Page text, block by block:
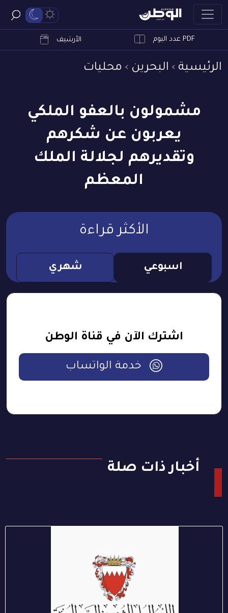
PDF عدد اليوم الأرشيف
الرئيسية البحرين محليات
مشمولون بالعفو الملكي
يعربون عن شكرهم
وتقديرهم لجلالة الملك
المعظم
الأكثر قراءة
اسبوعي شهري
اشترك الآن في قناة الوطن
خدمة الواتساب
أخبار ذات صلة